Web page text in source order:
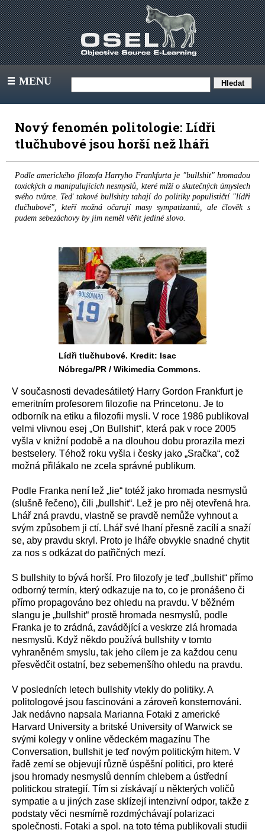
III MENU
Nový fenomén politologie: Lídři
tlučhubové jsou horší než lháři
Podle amerického filozofa Harryho Frankfurta je "bullshit" hromadou
toxických a manipulujících nesmyslů, které mlží o skutečných úmyslech
svého tvůrce. Teď takové bullshity tahají do politiky populističtí "lídři
tlučhubové", kteří možná očarují masy sympatizantů, ale člověk s
pudem sebezáchovy by jim neměl věřit jediné slovo.
Lídři tlučhubové. Kredit: Isac
Nóbrega/PR / Wikimedia Commons.
V současnosti devadesátiletý Harry Gordon Frankfurt je
emeritním profesorem filozofie na Princetonu. Je to
odborník na etiku a filozofii mysli. V roce 1986 publikoval
velmi vlivnou esej „On Bullshit“, která pak v roce 2005
vyšla v knižní podobě a na dlouhou dobu prorazila mezi
bestselery. Téhož roku vyšla i česky jako „Sračka“, což
možná přilákalo ne zcela správné publikum.
Podle Franka není lež „lie“ totéž jako hromada nesmyslů
(slušně řečeno), čili „bullshit“. Lež je pro něj otevřená hra.
Lhář zná pravdu, vlastně se pravdě nemůže vyhnout a
svým způsobem ji ctí. Lhář své lhaní přesně zacílí a snaží
se, aby pravdu skryl. Proto je lháře obvykle snadné chytit
za nos s odkázat do patřičných mezí.
S bullshity to bývá horší. Pro filozofy je teď „bullshit“ přímo
odborný termín, který odkazuje na to, co je pronášeno či
přímo propagováno bez ohledu na pravdu. V běžném
slangu je „bullshit“ prostě hromada nesmyslů, podle
Franka je to zrádná, zavádějící a veskrze zlá hromada
nesmyslů. Když někdo používá bullshity v tomto
vyhraněném smyslu, tak jeho cílem je za každou cenu
přesvědčit ostatní, bez sebemenšího ohledu na pravdu.
V posledních letech bullshity vtekly do politiky. A
politologové jsou fascinováni a zároveň konsternováni.
Jak nedávno napsala Marianna Fotaki z americké
Harvard University a britské University of Warwick se
svými kolegy v online vědeckém magazínu The
Conversation, bullshit je teď novým politickým hitem. V
řadě zemí se objevují různě úspěšní politici, pro které
jsou hromady nesmyslů denním chlebem a ústřední
politickou strategií. Tím si získávají u některých voličů
sympatie a u jiných zase sklízejí intenzivní odpor, takže z
podstaty věci nesmírně rozdmýchávají polarizaci
společnosti. Fotaki a spol. na toto téma publikovali studii